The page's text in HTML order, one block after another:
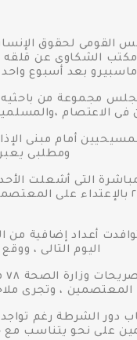
القومى لحقوق
٢٠١١/٥/١٤ ، ويعرب مكتب
ماسبيرو بعد أسبوع واحد
مجموعة من باحثيه
فى الاعتصام
أمام مبنى
ومطلبى
التى أشعلت
والنصف من مساء يوم ٢٠١١/٥/١٤
أعداد إضافية
اليوم التالى ،
، وتجرى
الشرطة رغم تواجد
على نحو يتناسب مع